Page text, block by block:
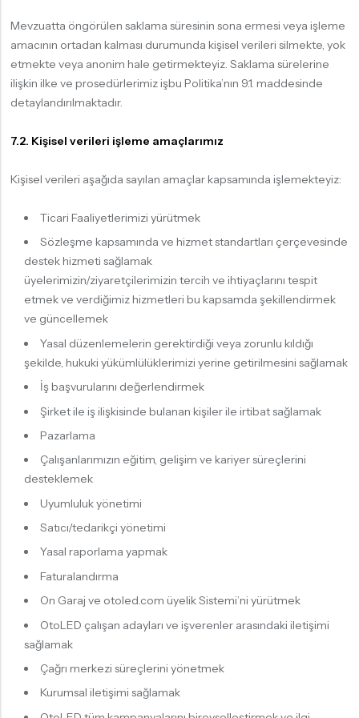
Mevzuatta öngörülen saklama süresinin sona ermesi veya işleme
amacının ortadan kalması durumunda kişisel verileri silmekte, yok
etmekte veya anonim hale getirmekteyiz. Saklama sürelerine
ilişkin ilke ve prosedürlerimiz işbu Politika’nın 9.1. maddesinde
detaylandırılmaktadır.
7.2. Kişisel verileri işleme amaçlarımız
Kişisel verileri aşağıda sayılan amaçlar kapsamında işlemekteyiz:
Ticari Faaliyetlerimizi yürütmek
Sözleşme kapsamında ve hizmet standartları çerçevesinde
destek hizmeti sağlamak
üyelerimizin/ziyaretçilerimizin tercih ve ihtiyaçlarını tespit
etmek ve verdiğimiz hizmetleri bu kapsamda şekillendirmek
ve güncellemek
Yasal düzenlemelerin gerektirdiği veya zorunlu kıldığı
şekilde, hukuki yükümlülüklerimizi yerine getirilmesini sağlamak
İş başvurularını değerlendirmek
Şirket ile iş ilişkisinde bulanan kişiler ile irtibat sağlamak
Pazarlama
Çalışanlarımızın eğitim, gelişim ve kariyer süreçlerini
desteklemek
Uyumluluk yönetimi
Satıcı/tedarikçi yönetimi
Yasal raporlama yapmak
Faturalandırma
On Garaj ve otoled.com üyelik Sistemi’ni yürütmek
OtoLED çalışan adayları ve işverenler arasındaki iletişimi
sağlamak
Çağrı merkezi süreçlerini yönetmek
Kurumsal iletişimi sağlamak